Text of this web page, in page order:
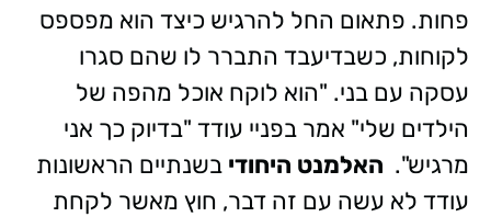
פחות. פתאום החל להרגיש כיצד הוא מפספס
לקוחות, כשבדיעבד התברר לו שהם סגרו
עסקה עם בני. "הוא לוקח אוכל מהפה של
הילדים שלי" אמר בפניי עודד "בדיוק כך אני
מרגיש". האלמנט היחודי בשנתיים הראשונות
עודד לא עשה עם זה דבר, חוץ מאשר לקחת